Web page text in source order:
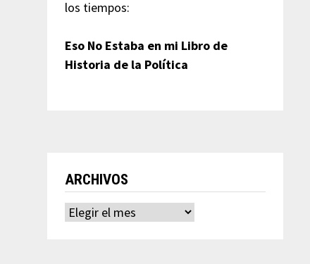
los tiempos:
Eso No Estaba en mi Libro de
Historia de la Política
ARCHIVOS
Archivos